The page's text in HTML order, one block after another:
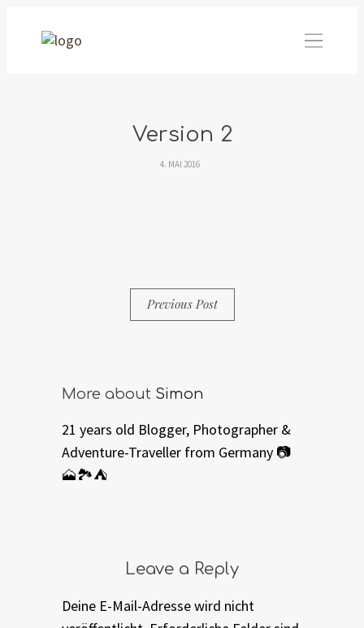
Version 2
4. MAI 2016
Previous Post
More about Simon
21 years old Blogger, Photographer &
Adventure-Traveller from Germany 📷
🗻🏞⛺️
Leave a Reply
Deine E-Mail-Adresse wird nicht